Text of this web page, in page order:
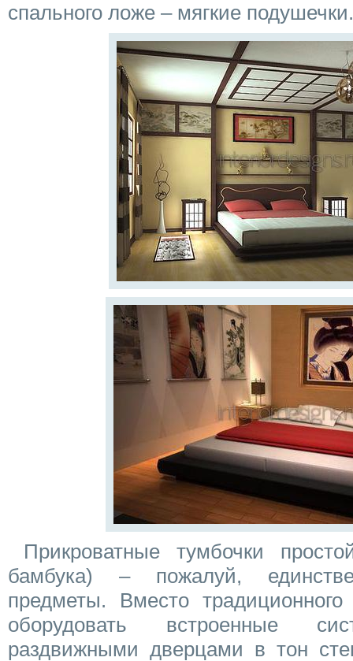
спального ложе – мягкие подушечки.
Прикроватные тумбочки
бамбука) – пожалуй,
предметы. Вместо
оборудовать встроенные
раздвижными дверцами в тон